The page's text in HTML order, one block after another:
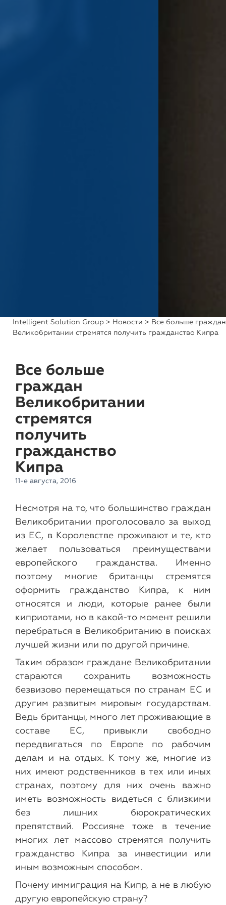
Intelligent Solution Group > Новости > Все больше граждан
Великобритании стремятся получить гражданство Кипра
Все больше
граждан
Великобритании
стремятся
получить
гражданство
Кипра
11-е августа, 2016
Несмотря на то, что большинство граждан
Великобритании проголосовало за выход
из ЕС, в Королевстве проживают и те, кто
желает пользоваться преимуществами
европейского гражданства. Именно
поэтому многие британцы стремятся
оформить гражданство Кипра, к ним
относятся и люди, которые ранее были
киприотами, но в какой-то момент решили
перебраться в Великобританию в поисках
лучшей жизни или по другой причине.
Таким образом граждане Великобритании
стараются сохранить возможность
безвизово перемещаться по странам ЕС и
другим развитым мировым государствам.
Ведь британцы, много лет проживающие в
составе ЕС, привыкли свободно
передвигаться по Европе по рабочим
делам и на отдых. К тому же, многие из
них имеют родственников в тех или иных
странах, поэтому для них очень важно
иметь возможность видеться с близкими
без лишних бюрократических
препятствий. Россияне тоже в течение
многих лет массово стремятся получить
гражданство Кипра за инвестиции или
иным возможным способом.
Почему иммиграция на Кипр, а не в любую
другую европейскую страну?